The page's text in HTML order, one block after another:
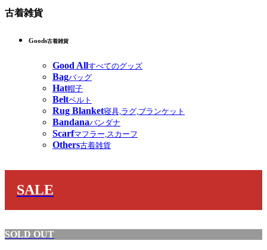
古着雑貨
Goods古着雑貨
Good Allすべてのグッズ
Bagバッグ
Hat帽子
Beltベルト
Rug Blanket寝具,ラグ,ブランケット
Bandanaバンダナ
Scarfマフラー,スカーフ
Others古着雑貨
SALE
SOLD OUT